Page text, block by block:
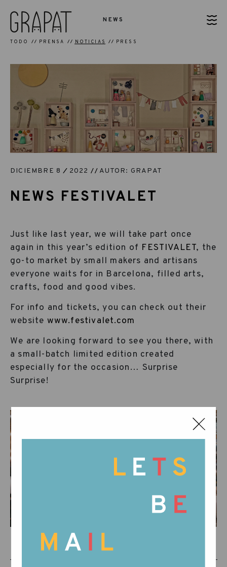
NEWS
TODO PRENSA NOTICIAS PRESS
DICIEMBRE 8 2022 AUTOR: GRAPAT
NEWS FESTIVALET
Just like last year, we will take part once
again in this year’s edition of FESTIVALET, the
go-to market by small makers and artisans
everyone waits for in Barcelona, filled arts,
crafts, food and good vibes.
For info and tickets, you can check out their
website www.festivalet.com
We are looking forward to see you there, with
a small-batch limited edition created
especially for the occasion… Surprise
Surprise!